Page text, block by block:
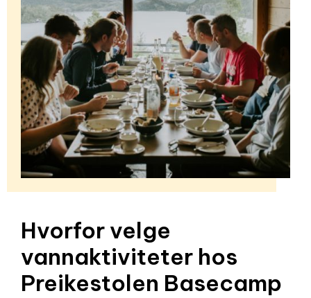
Hvorfor velge
vannaktiviteter hos
Preikestolen Basecamp